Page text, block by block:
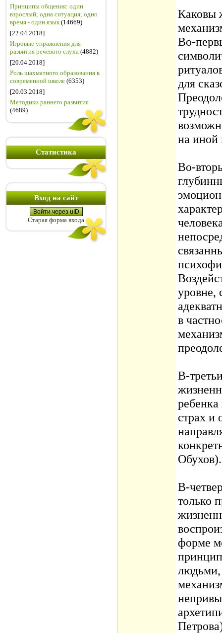
Принципы общения: один
взрослый; одна ситуация; одно
время - один язык(14669)
[22.04.2018]
Игровые упражнения для
развития речевого слуха (4882)
[20.04.2018]
Роль шахматного образования в
современной школе (6353)
[20.03.2018]
Методики раннего развития
(4689)
Статистика
Вход на сайт
Войти через uID
Старая форма входа
Каковы
Во-
для
на иной
Во-
уровне,
в
В-
страх и
Обухов).
В-
только
форме